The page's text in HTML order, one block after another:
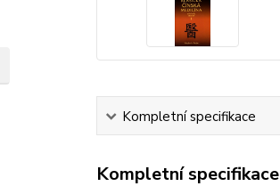
Kompletní specifikace
Kompletní specifikace